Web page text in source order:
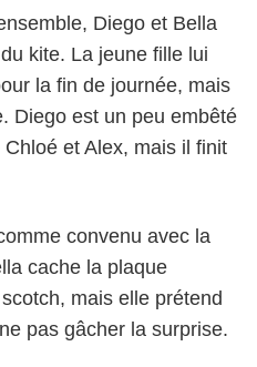
Diego et Bella
kite. La jeune fille lui
la fin de journée, mais
Diego est un peu embêté
et Alex, mais il finit
convenu avec la
cache la plaque
mais elle prétend
pas gâcher la surprise.